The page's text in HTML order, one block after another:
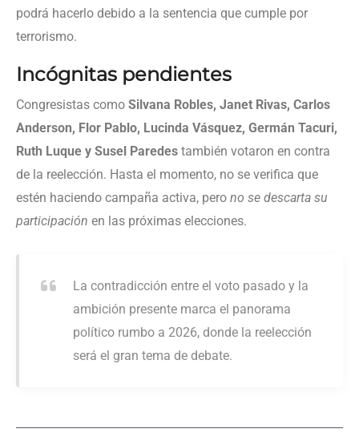
podrá hacerlo debido a la sentencia que cumple por
terrorismo.
Incógnitas pendientes
Congresistas como Silvana Robles, Janet Rivas, Carlos
Anderson, Flor Pablo, Lucinda Vásquez, Germán Tacuri,
Ruth Luque y Susel Paredes también votaron en contra
de la reelección. Hasta el momento, no se verifica que
estén haciendo campaña activa, pero no se descarta su
participación en las próximas elecciones.
La contradicción entre el voto pasado y la
ambición presente marca el panorama
político rumbo a 2026, donde la reelección
será el gran tema de debate.